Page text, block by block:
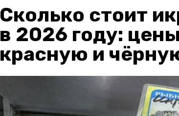
Сколько стоит
в 2026 году:
красную и